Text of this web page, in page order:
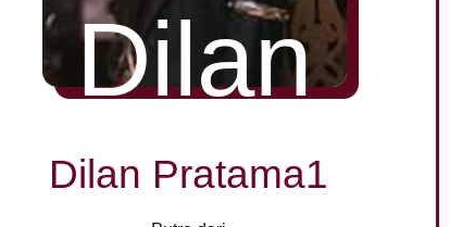
Dilan
Dilan Pratama1